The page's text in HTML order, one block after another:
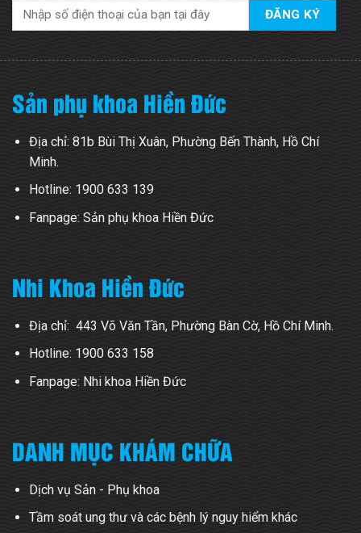
Sản phụ khoa Hiền Đức
Địa chỉ: 81b Bùi Thị Xuân, Phường Bến Thành, Hồ Chí
Minh.
Hotline: 1900 633 139
Fanpage: Sản phụ khoa Hiền Đức
Nhi Khoa Hiền Đức
Địa chỉ: 443 Võ Văn Tần, Phường Bàn Cờ, Hồ Chí Minh.
Hotline: 1900 633 158
Fanpage: Nhi khoa Hiền Đức
DANH MỤC KHÁM CHỮA
Dịch vụ Sản - Phụ khoa
Tầm soát ung thư và các bệnh lý nguy hiểm khác